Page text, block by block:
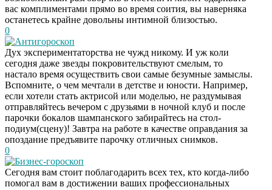
вас комплиментами прямо во время соития, вы наверняка
останетесь крайне довольны интимной близостью.
0
Антигороскоп
Дух экспериментаторства не чужд никому. И уж коли
сегодня даже звезды покровительствуют смелым, то
настало время осуществить свои самые безумные замыслы.
Вспомните, о чем мечтали в детстве и юности. Например,
если хотели стать актрисой или моделью, не раздумывая
отправляйтесь вечером с друзьями в ночной клуб и после
парочки бокалов шампанского забирайтесь на стол-
подиум(сцену)! Завтра на работе в качестве оправдания за
опоздание предъявите парочку отличных снимков.
0
Бизнес-гороскоп
Сегодня вам стоит поблагодарить всех тех, кто когда-либо
помогал вам в достижении ваших профессиональных